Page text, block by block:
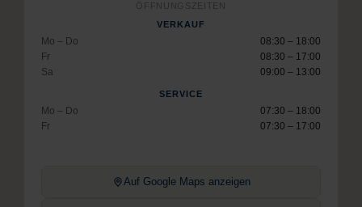
ÖFFNUNGSZEITEN
VERKAUF
Mo – Do
08:30 – 18:00
Fr
08:30 – 17:00
Sa
09:00 – 13:00
SERVICE
Mo – Do
07:30 – 18:00
Fr
07:30 – 17:00
Auf Google Maps anzeigen